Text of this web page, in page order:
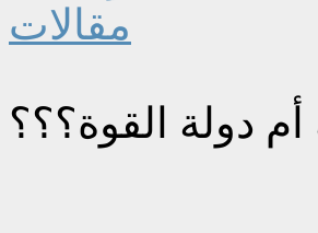
مقالات
أم دولة القوة؟؟؟